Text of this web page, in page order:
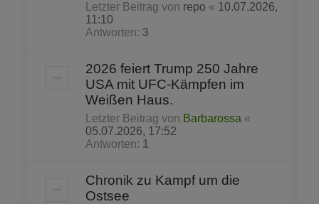
Letzter Beitrag von repo « 10.07.2026,
11:10
Antworten: 3
2026 feiert Trump 250 Jahre
USA mit UFC-Kämpfen im
Weißen Haus.
Letzter Beitrag von Barbarossa «
05.07.2026, 17:52
Antworten: 1
Chronik zu Kampf um die
Ostsee